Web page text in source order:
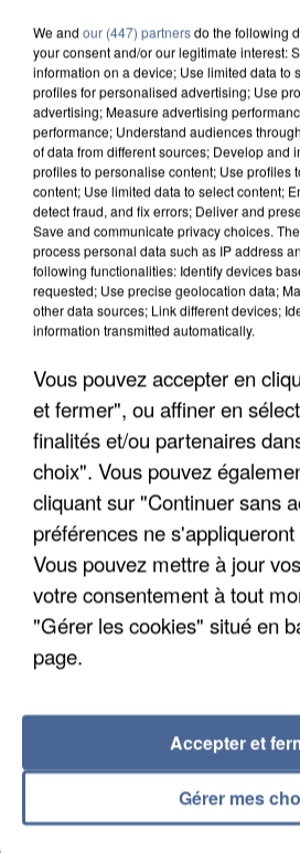
APRÈS TOUTES CES
DE FAUNE SAUVAGE SONT...
L’UN DES FONDATEURS
MAFIA INTERPELLÉ EN
We and our (447) partnersdo the following
your consent and/or our legitimate interest:
information on a device; Use limited data to
profiles for personalised advertising; Use
advertising; Measure advertising
performance; Understand audiences
of data from different sources; Develop and
profiles to personalise content; Use profiles
content; Use limited data to select content;
detect fraud, and fix errors; Deliver and
Save and communicate privacy choices.
process personal data such as IP address
following functionalities: Identify devices
requested; Use precise geolocation data;
other data sources; Link different devices;
information transmitted automatically.
Vous pouvez accepter en
et fermer", ou affiner en
finalités et/ou partenaires
choix". Vous pouvez
cliquant sur "Continuer sans
préférences ne
Vous pouvez mettre à jour
votre consentement à tout
"Gérer les cookies" situé en
page.
Gérer mes
Accepter et